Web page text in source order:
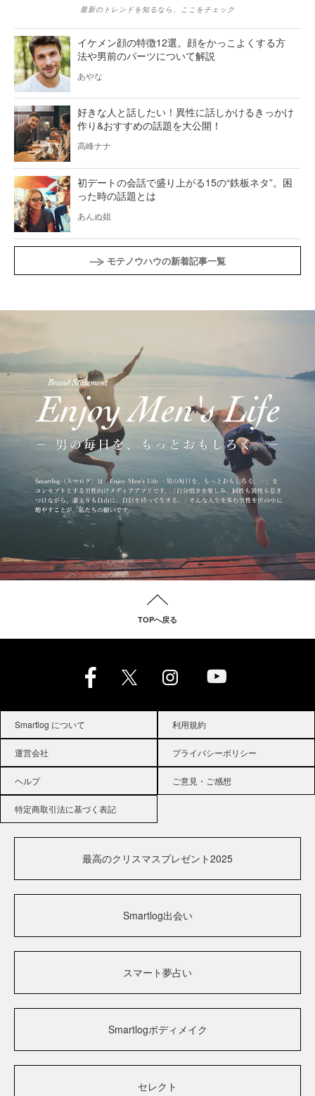
最新のトレンドを知るなら、ここをチェック
イケメン顔の特徴12選。顔をかっこよくする方
法や男前のパーツについて解説
あやな
好きな人と話したい！異性に話しかけるきっかけ
作り&おすすめの話題を大公開！
高峰ナナ
初デートの会話で盛り上がる15の“鉄板ネタ”。困
った時の話題とは
あんぬ姐
モテノウハウの新着記事一覧
TOPへ戻る
Smartlog について 利用規約
運営会社 プライバシーポリシー
ヘルプ ご意見・ご感想
特定商取引法に基づく表記
最高のクリスマスプレゼント2025
Smartlog出会い
スマート夢占い
Smartlogボディメイク
セレクト